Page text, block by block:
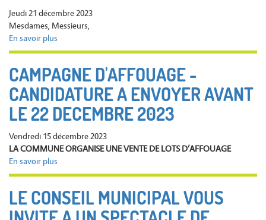
Jeudi 21 décembre 2023
Mesdames, Messieurs,
En savoir plus
Collecte
sapins
de
noël
-
déposer
votre
sur
parking
de
CAMPAGNE D'AFFOUAGE -
CANDIDATURE A ENVOYER AVANT
LE 22 DECEMBRE 2023
Vendredi 15 décembre 2023
LA COMMUNE ORGANISE UNE VENTE DE LOTS D’AFFOUAGE
En savoir plus
CAMPAGNE
-
CANDIDATURE
LE CONSEIL MUNICIPAL VOUS